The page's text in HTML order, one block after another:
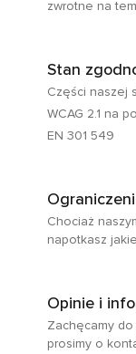
zwrotne na
Stan
Części naszej
WCAG 2.1 na
EN 301 549
Chociaż
napotkasz
Opinie i
Zachęcamy
prosimy o